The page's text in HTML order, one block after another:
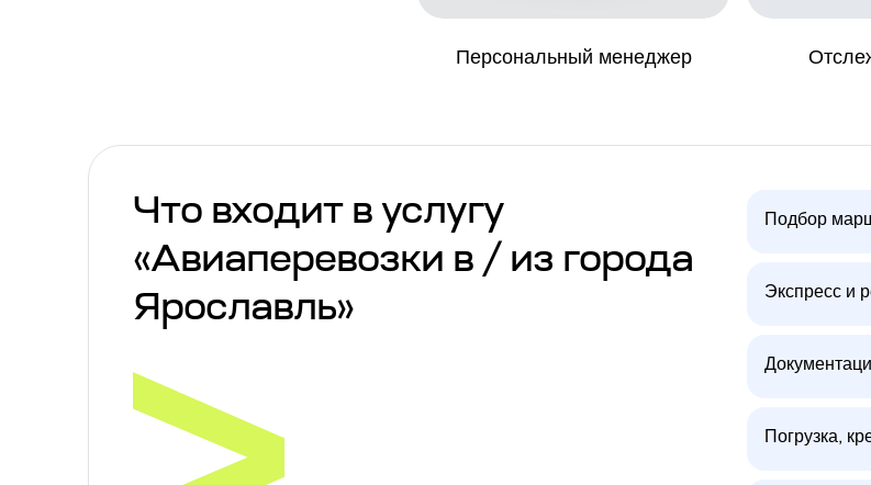
Персональный менеджер
Что входит в услугу
«Авиаперевозки в / из города
Ярославль»
Подбор
Экспресс и
Погрузка,